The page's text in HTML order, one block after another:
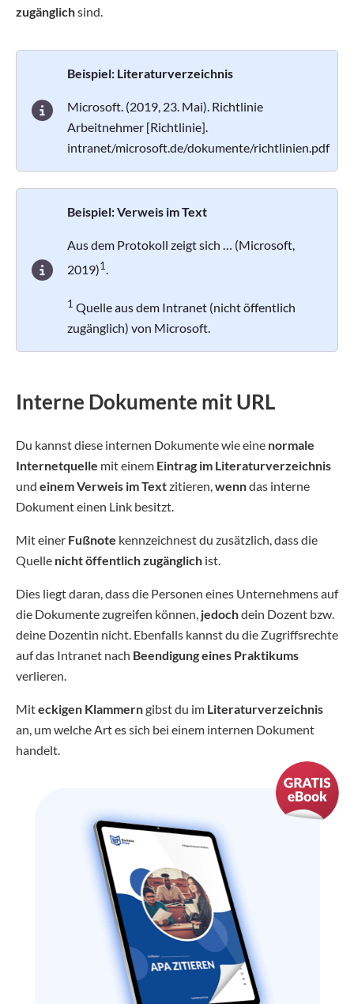
zugänglichsind.
Beispiel: Literaturverzeichnis
Microsoft. (2019, 23. Mai). Richtlinie
Arbeitnehmer [Richtlinie].
intranet/microsoft.de/dokumente/richtlinien.pdf
Beispiel:Verweis im Text
Aus dem Protokoll zeigt sich … (Microsoft,
2019)1.
1 Quelle aus dem Intranet (nicht öffentlich
zugänglich) von Microsoft.
Interne Dokumente mit URL
Du kannst diese internen Dokumente wie eine normale
Internetquelle mit einem Eintrag im Literaturverzeichnis
und einem Verweis im Textzitieren,wenndas interne
Dokument einen Link besitzt.
Mit einer Fußnote kennzeichnest du zusätzlich, dass die
Quelle nicht öffentlich zugänglich ist.
Dies liegt daran, dass die Personen eines Unternehmens auf
die Dokumente zugreifen können, jedochdein Dozent bzw.
deine Dozentin nicht. Ebenfalls kannst du die Zugriffsrechte
auf das Intranet nach Beendigung eines Praktikums
verlieren.
Miteckigen Klammerngibst du im Literaturverzeichnis
an, um welche Art es sich bei einem internen Dokument
handelt.